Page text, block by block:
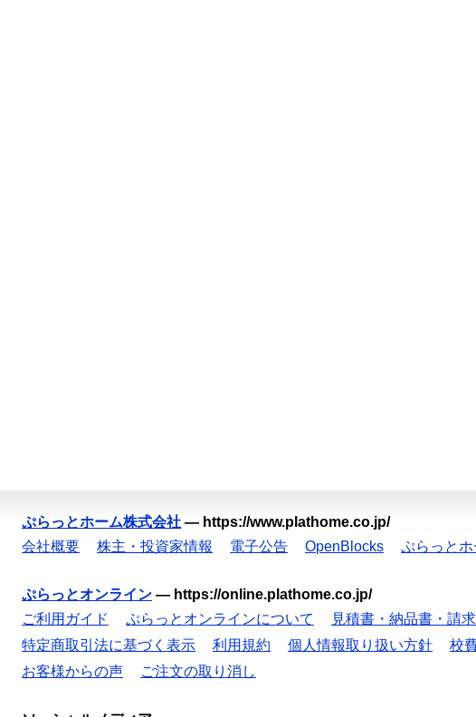
ぷらっとホーム株式会社 — https://www.plathome.co.jp/
会社概要
株主・投資家情報 電子公告 OpenBlocks ぷらっと
ぷらっとオンライン — https://online.plathome.co.jp/
ご利用ガイド
ぷらっとオンラインについて 見積書・納品書・請
特定商取引法に基づく表示
利用規約 個人情報取り扱い方針 校
お客様からの声
ご注文の取り消し